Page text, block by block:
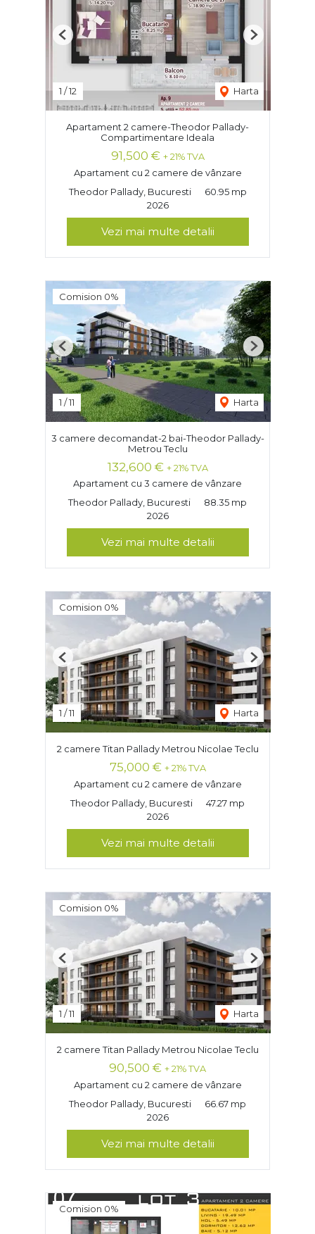
1 /12 Harta
Previous Next
Apartament 2 camere-Theodor Pallady-
Compartimentare Ideala
91,500 € + 21% TVA
Apartament cu 2 camere de vânzare
Theodor Pallady, Bucuresti
60.95 mp
2026
Vezi mai multe detalii
Comision 0%
1 /11 Harta
Previous Next
3 camere decomandat-2 bai-Theodor Pallady-
Metrou Teclu
132,600 € + 21% TVA
Apartament cu 3 camere de vânzare
Theodor Pallady, Bucuresti
88.35 mp
2026
Vezi mai multe detalii
Comision 0%
1 /11 Harta
Previous Next
2 camere Titan Pallady Metrou Nicolae Teclu
75,000 € + 21% TVA
Apartament cu 2 camere de vânzare
Theodor Pallady, Bucuresti
47.27 mp
2026
Vezi mai multe detalii
Comision 0%
1 /11 Harta
Previous Next
2 camere Titan Pallady Metrou Nicolae Teclu
90,500 € + 21% TVA
Apartament cu 2 camere de vânzare
Theodor Pallady, Bucuresti
66.67 mp
2026
Vezi mai multe detalii
Comision 0%